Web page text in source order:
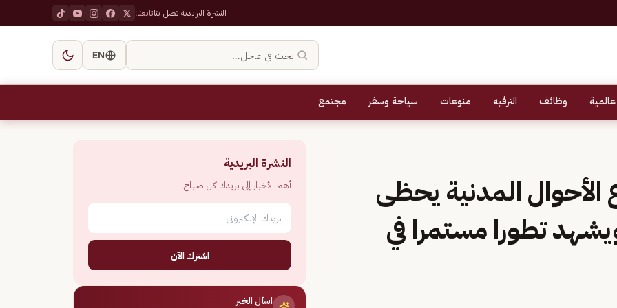
النشرة البريديةاتصل بناتابعنا:
ابحث في عاجل… EN
وظائف الترفيه منوعات سياحة وسفر مجتمع
الأحوال المدنية يحظى
تطورا مستمرا في
النشرة البريدية
أهم الأخبار إلى بريدك كل صباح.
اشترك الآن
اسأل الخبر